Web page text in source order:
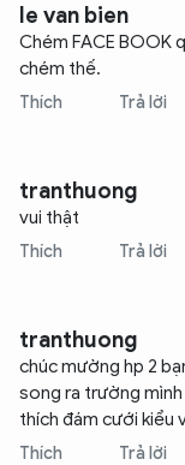
le van bien
Chém FACE BOOK
chém thế.
Thích Trả lời
tranthuong
vui thật
Thích Trả lời
tranthuong
chúc mường hp 2
song ra trường
thích đám cưới kiểu
Thích Trả lời